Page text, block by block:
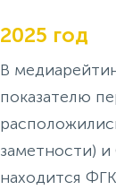
2025 год
В
показателю
заметности) и
находится